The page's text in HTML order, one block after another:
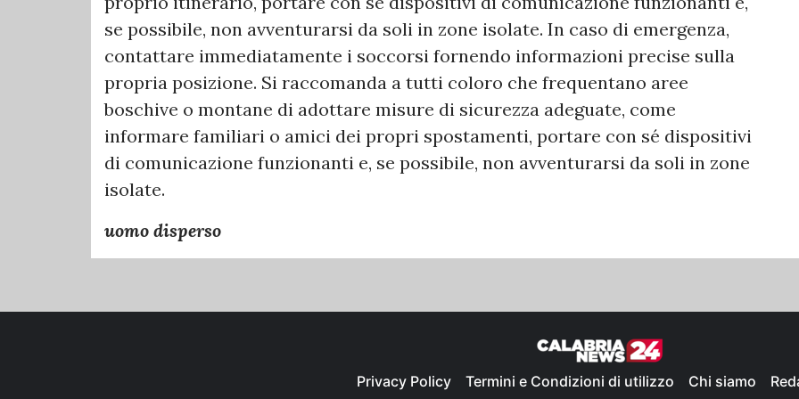
se possibile, non avventurarsi da soli in zone isolate. In caso di emergenza,
contattare immediatamente i soccorsi fornendo informazioni precise sulla
propria posizione. Si raccomanda a tutti coloro che frequentano aree
boschive o montane di adottare misure di sicurezza adeguate, come
informare familiari o amici dei propri spostamenti, portare con sé dispositivi
di comunicazione funzionanti e, se possibile, non avventurarsi da soli in zone
isolate.
uomo disperso
Privacy Policy Termini e Condizioni di utilizzo Chi siamo